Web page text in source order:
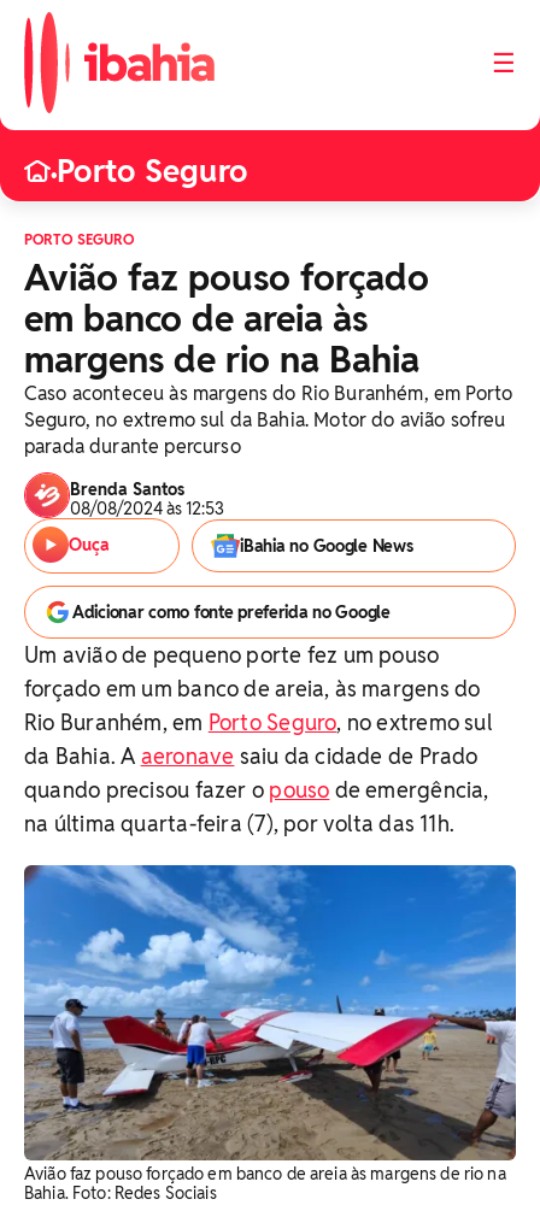
☰
•Porto Seguro
PORTO SEGURO
Avião faz pouso forçado
em banco de areia às
margens de rio na Bahia
Caso aconteceu às margens do Rio Buranhém, em Porto
Seguro, no extremo sul da Bahia. Motor do avião sofreu
parada durante percurso
Brenda Santos
08/08/2024 às 12:53
Ouça
iBahia no Google News
Adicionar como fonte preferida no Google
Um avião de pequeno porte fez um pouso
forçado em um banco de areia, às margens do
Rio Buranhém, em Porto Seguro, no extremo sul
da Bahia. A aeronave saiu da cidade de Prado
quando precisou fazer o pouso de emergência,
na última quarta-feira (7), por volta das 11h.
Avião faz pouso forçado em banco de areia às margens de rio na
Bahia. ​Foto: Redes Sociais